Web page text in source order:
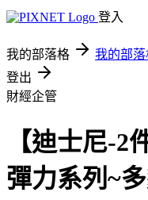
登入
我的部落格 我的部
登出
財經企管
【迪士尼-2
彈力系列~